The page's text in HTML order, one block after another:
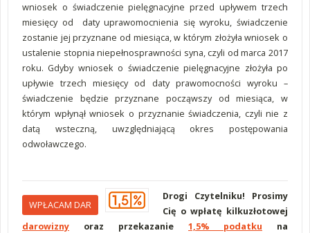
wniosek o świadczenie pielęgnacyjne przed upływem trzech
miesięcy od daty uprawomocnienia się wyroku, świadczenie
zostanie jej przyznane od miesiąca, w którym złożyła wniosek o
ustalenie stopnia niepełnosprawności syna, czyli od marca 2017
roku. Gdyby wniosek o świadczenie pielęgnacyjne złożyła po
upływie trzech miesięcy od daty prawomocności wyroku –
świadczenie będzie przyznane począwszy od miesiąca, w
którym wpłynął wniosek o przyznanie świadczenia, czyli nie z
datą wsteczną, uwzględniającą okres postępowania
odwoławczego.
WPŁACAM DAR
Drogi Czytelniku! Prosimy
Cię o wpłatę kilkuzłotowej
darowizny oraz przekazanie 1,5% podatku na